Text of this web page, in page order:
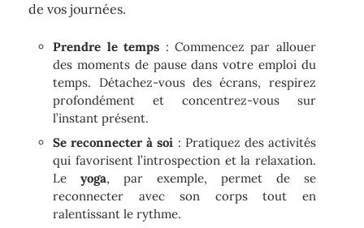
de vos journées.
Prendre le temps : Commencez par allouer
des moments de pause dans votre emploi du
temps. Détachez-vous des écrans, respirez
profondément et concentrez-vous sur
l’instant présent.
Se reconnecter à soi : Pratiquez des activités
qui favorisent l’introspection et la relaxation.
Leyoga, par exemple, permet de se
reconnecter avec son corps tout en
ralentissant le rythme.